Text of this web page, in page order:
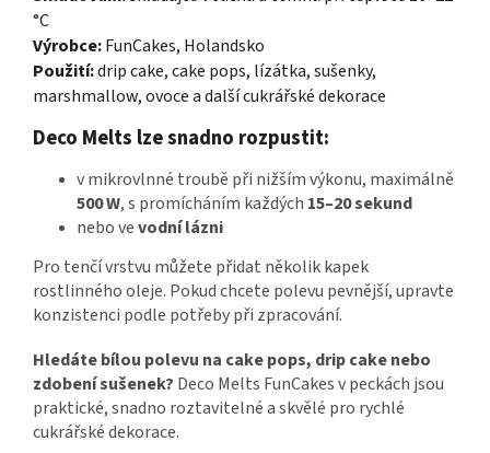
°C
Výrobce:FunCakes, Holandsko
Použití:drip cake, cake pops, lízátka, sušenky,
marshmallow, ovoce a další cukrářské dekorace
Deco Melts lze snadno rozpustit:
v mikrovlnné troubě při nižším výkonu, maximálně
500 W, s promícháním každých 15–20 sekund
nebo vevodní lázni
Pro tenčí vrstvu můžete přidat několik kapek
rostlinného oleje. Pokud chcete polevu pevnější, upravte
konzistenci podle potřeby při zpracování.
Hledáte bílou polevu na cake pops, drip cake nebo
zdobení sušenek? Deco Melts FunCakes v peckách jsou
praktické, snadno roztavitelné a skvělé pro rychlé
cukrářské dekorace.